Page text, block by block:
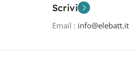
Scrivi
Email : info@elebatt.it